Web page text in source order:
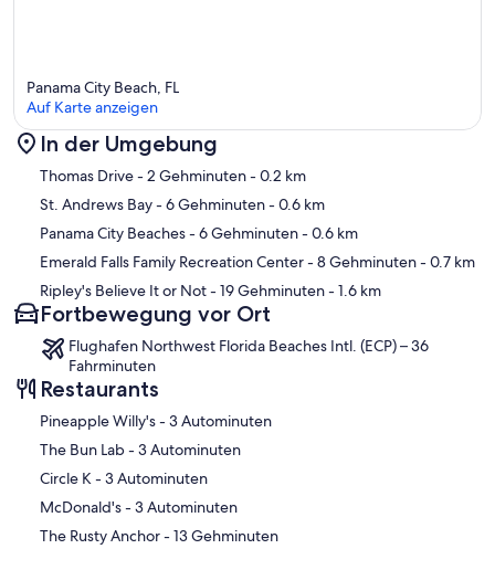
Karte
Panama City Beach, FL
Auf Karte anzeigen
In der Umgebung
Thomas Drive- 2 Gehminuten- 0.2 km
St. Andrews Bay- 6 Gehminuten- 0.6 km
Panama City Beaches- 6 Gehminuten- 0.6 km
Emerald Falls Family Recreation Center- 8 Gehminuten- 0.7 km
Ripley's Believe It or Not- 19 Gehminuten- 1.6 km
Fortbewegung vor Ort
Flughafen Northwest Florida Beaches Intl. (ECP) – 36
Fahrminuten
Restaurants
‪Pineapple Willy's - ‬3 Autominuten
‪The Bun Lab - ‬3 Autominuten
‪Circle K - ‬3 Autominuten
‪McDonald's - ‬3 Autominuten
‪The Rusty Anchor - ‬13 Gehminuten